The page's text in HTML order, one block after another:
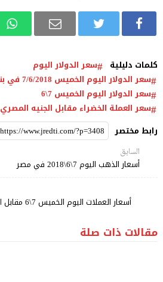
كلمات دليلية
سعر الدولار اليوم
سعر الدولار اليوم الخميس 7/6/2018 في بنوك مصر والسوق السوداء
سعر الدولار اليوم الخميس 7\6
سعر العملة الخضراء مقابل الجنيه المصري
رابط مختصر
السابق
أسعار الذهب اليوم 7\6\2018 في مصر
أسعار العملات اليوم الخميس 7\6 مقابل الجنيه في البنوك المصرية
مقالات ذات صلة